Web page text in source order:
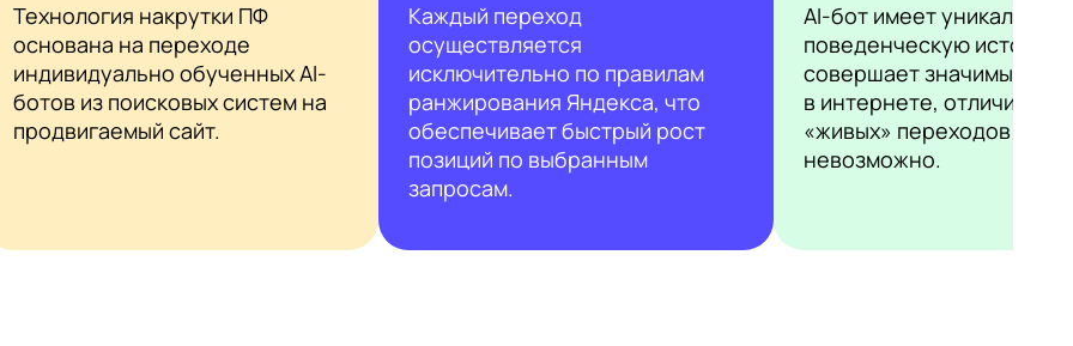
Технология накрутки ПФ
основана на переходе
индивидуально обученных AI-
ботов из поисковых систем на
продвигаемый сайт.
Каждый переход
осуществляется
исключительно по правилам
ранжирования Яндекса, что
обеспечивает быстрый рост
позиций по выбранным
запросам.
AI-бот имеет уникальную
поведенческую историю
совершает значимые
в интернете, отличить
«живых» переходов
невозможно.